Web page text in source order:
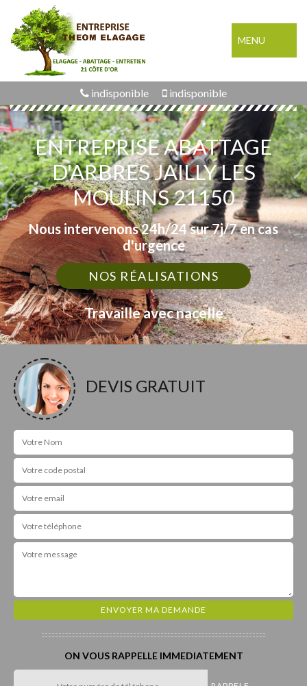
MENU
indisponible indisponible
ENTREPRISE ABATTAGE
D'ARBRES JAILLY LES
MOULINS 21150
Nous intervenons 24h/24 sur 7j/7 en cas
d'urgence
NOS RÉALISATIONS
Travaille avec nacelle
DEVIS GRATUIT
ON VOUS RAPPELLE IMMEDIATEMENT